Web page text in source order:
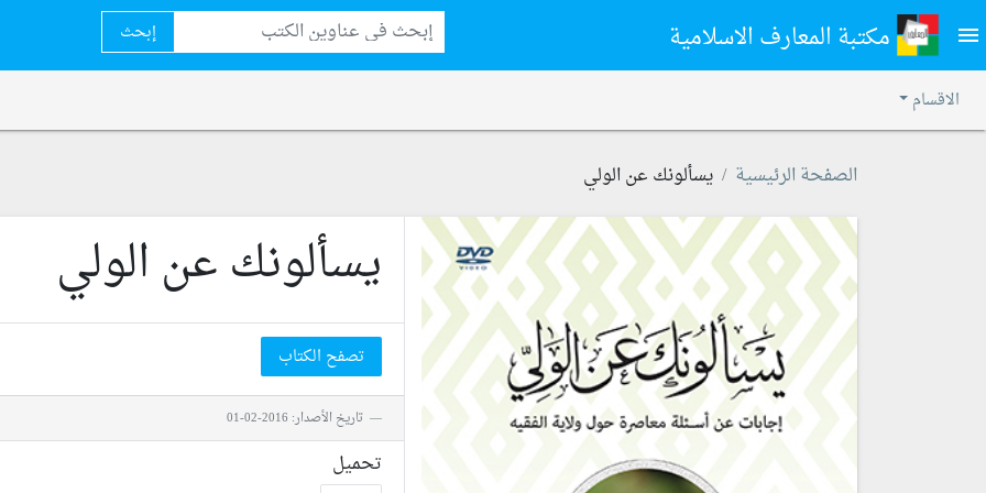
menu مكتبة المعارف الاسلامية إبحث
الاقسام
الصفحة الرئيسية يسألونك عن الولي
يسألونك عن الولي
تصفح الكتاب
تاريخ الأصدار: 2016-02-01
تحميل